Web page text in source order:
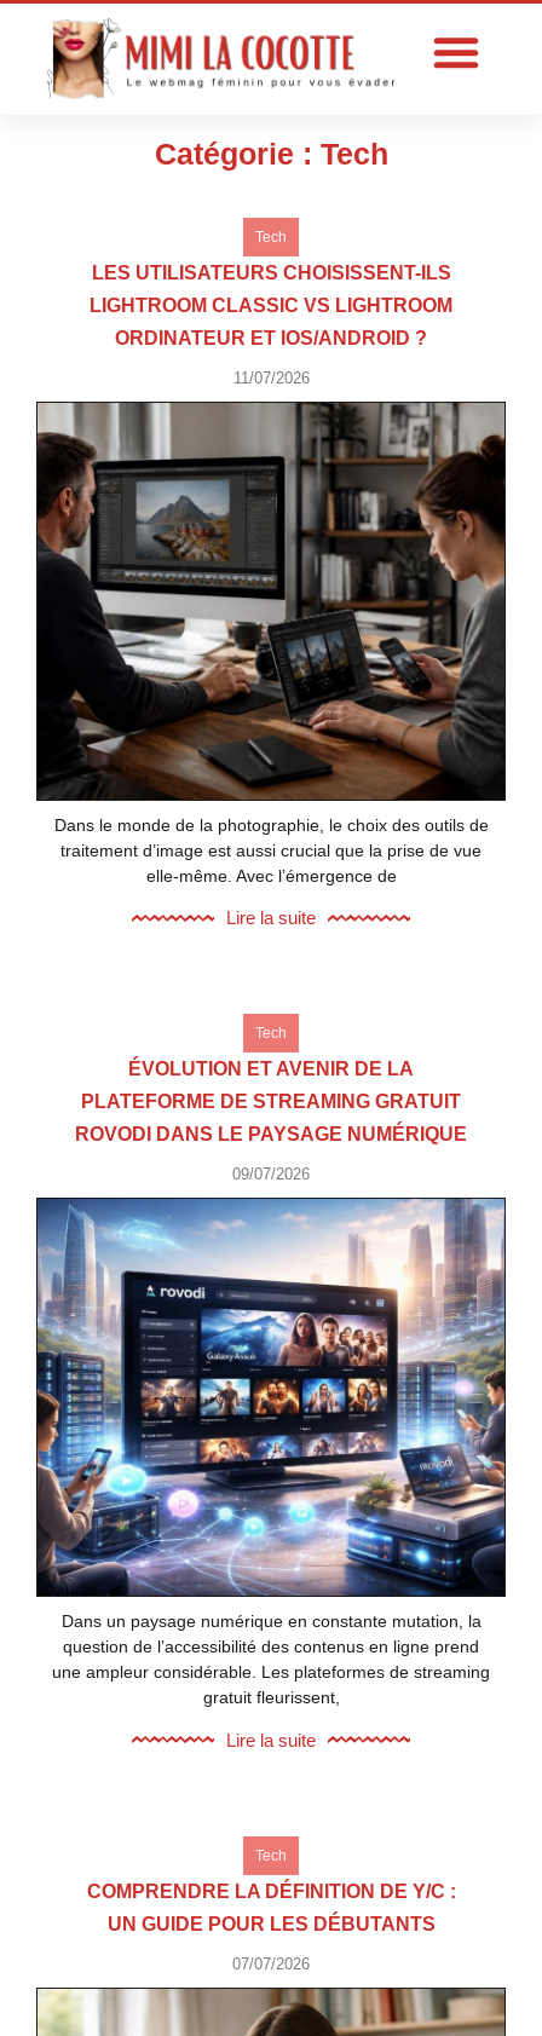
Catégorie : Tech
Tech
LES UTILISATEURS CHOISISSENT-ILS
LIGHTROOM CLASSIC VS LIGHTROOM
ORDINATEUR ET IOS/ANDROID ?
11/07/2026
Dans le monde de la photographie, le choix des outils de
traitement d’image est aussi crucial que la prise de vue
elle-même. Avec l’émergence de
Lire la suite
Tech
ÉVOLUTION ET AVENIR DE LA
PLATEFORME DE STREAMING GRATUIT
ROVODI DANS LE PAYSAGE NUMÉRIQUE
09/07/2026
Dans un paysage numérique en constante mutation, la
question de l’accessibilité des contenus en ligne prend
une ampleur considérable. Les plateformes de streaming
gratuit fleurissent,
Lire la suite
Tech
COMPRENDRE LA DÉFINITION DE Y/C :
UN GUIDE POUR LES DÉBUTANTS
07/07/2026